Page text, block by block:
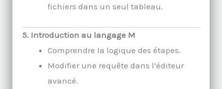
fichiers dans un seul tableau.
5. Introduction au langage M
Comprendre la logique des étapes.
Modifier une requête dans l’éditeur
avancé.